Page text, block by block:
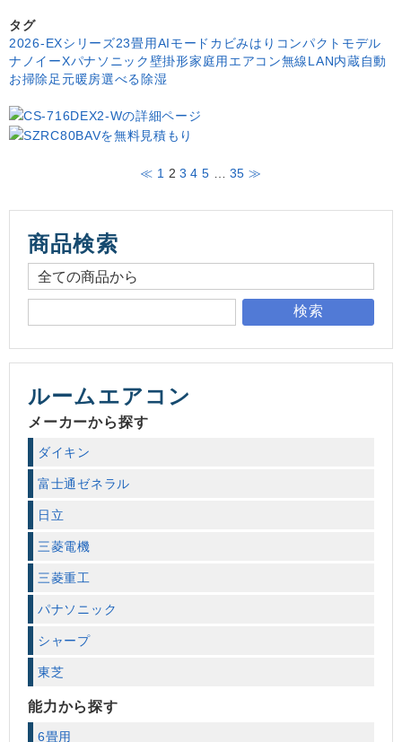
タグ
2026-EXシリーズ23畳用AIモード カビみはり コンパクトモデル
ナノイーXパナソニック壁掛形家庭用エアコン無線LAN内蔵自動
お掃除 足元暖房選べる除湿
≪ 1 2 3 4 5 35 ≫
商品検索
検索
ルームエアコン
メーカーから探す
ダイキン
富士通ゼネラル
日立
三菱電機
三菱重工
パナソニック
シャープ
東芝
能力から探す
6畳用